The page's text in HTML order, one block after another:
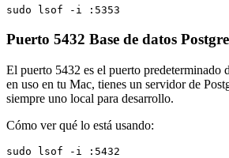
sudo lsof -i :5353
Puerto 5432 Base de datos
El puerto 5432 es el puerto predeterminado
en uso en tu Mac, tienes un servidor de
siempre uno local para desarrollo.
Cómo ver qué lo está usando:
sudo lsof -i :5432